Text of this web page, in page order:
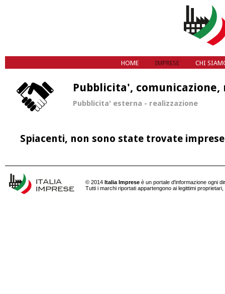
HOME IMPRESE CHI
Pubblicita',
Q Pubblicita' esterna - realizzazione
Spiacenti, non sono state trovate
© 2014 Italia Imprese è un portale d'informazione ogni
Tutti i marchi riportati appartengono ai legittimi